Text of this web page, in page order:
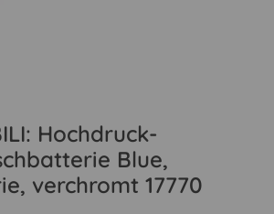
Hochdruck-
Blue,
verchromt 17770